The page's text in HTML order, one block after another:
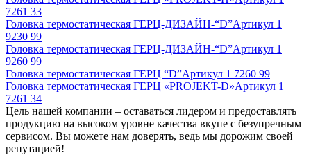
7261 33
Головка термостатическая ГЕРЦ-ДИЗАЙН-“D”Артикул 1
9230 99
Головка термостатическая ГЕРЦ-ДИЗАЙН-“D”Артикул 1
9260 99
Головка термостатическая ГЕРЦ “D”Артикул 1 7260 99
Головка термостатическая ГЕРЦ «PROJEKT-D»Артикул 1
7261 34
Цель нашей компании – оставаться лидером и предоставлять
продукцию на высоком уровне качества вкупе с безупречным
сервисом. Вы можете нам доверять, ведь мы дорожим своей
репутацией!